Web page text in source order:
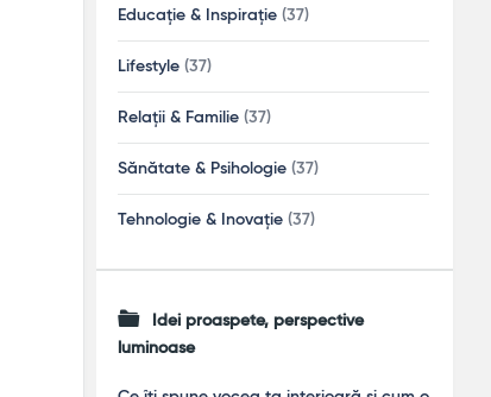
Educație & Inspirație (37)
Lifestyle (37)
Relații & Familie (37)
Sănătate & Psihologie (37)
Tehnologie & Inovație (37)
Idei proaspete, perspective
luminoase